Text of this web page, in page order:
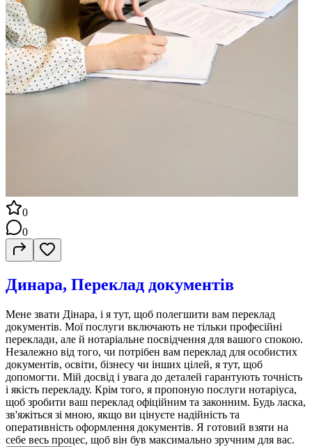
0
0
Динара, Переклад документів
Мене звати Дінара, і я тут, щоб полегшити вам переклад
документів. Мої послуги включають не тільки професійні
переклади, але й нотаріальне посвідчення для вашого спокою.
Незалежно від того, чи потрібен вам переклад для особистих
документів, освіти, бізнесу чи інших цілей, я тут, щоб
допомогти. Мій досвід і увага до деталей гарантують точність
і якість перекладу. Крім того, я пропоную послуги нотаріуса,
щоб зробити ваш переклад офіційним та законним. Будь ласка,
зв'яжіться зі мною, якщо ви цінуєте надійність та
оперативність оформлення документів. Я готовий взяти на
себе весь процес, щоб він був максимально зручним для вас.